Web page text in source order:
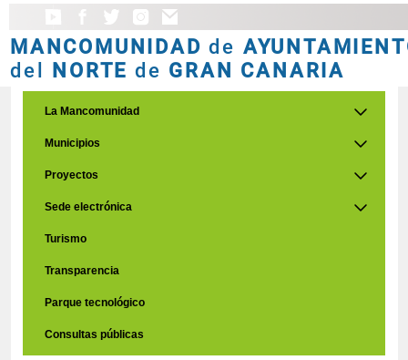
MANCOMUNIDAD de
del NORTE de GRAN CANARIA
La Mancomunidad
Municipios
Proyectos
Sede electrónica
Turismo
Transparencia
Parque tecnológico
Consultas públicas